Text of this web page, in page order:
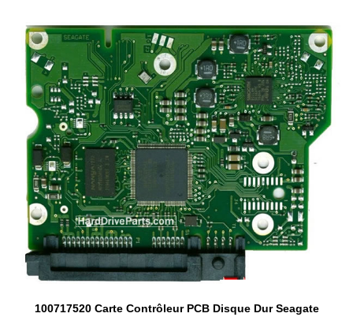
100717520 Carte Contrôleur PCB Disque Dur Seagate